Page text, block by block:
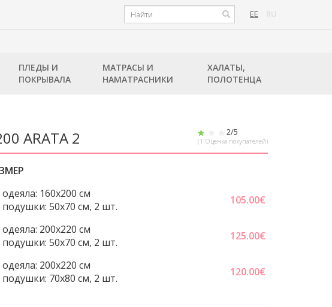
EE RU
ПЛЕДЫ И
ПОКРЫВАЛА
МАТРАСЫ И
НАМАТРАСНИКИ
ХАЛАТЫ,
ПОЛОТЕНЦА
ARATA 2 2/5
(1 Оценка покупателей)
160x200 см
50x70 cм, 2 шт.
105.00€
200x220 cм
50x70 cм, 2 шт.
125.00€
200x220 cм
70x80 см, 2 шт.
120.00€